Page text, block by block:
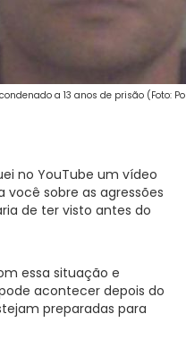
a 13 anos de prisão (Foto:
no YouTube um vídeo
sobre as agressões
de ter visto antes do
essa situação e
acontecer depois do
preparadas para